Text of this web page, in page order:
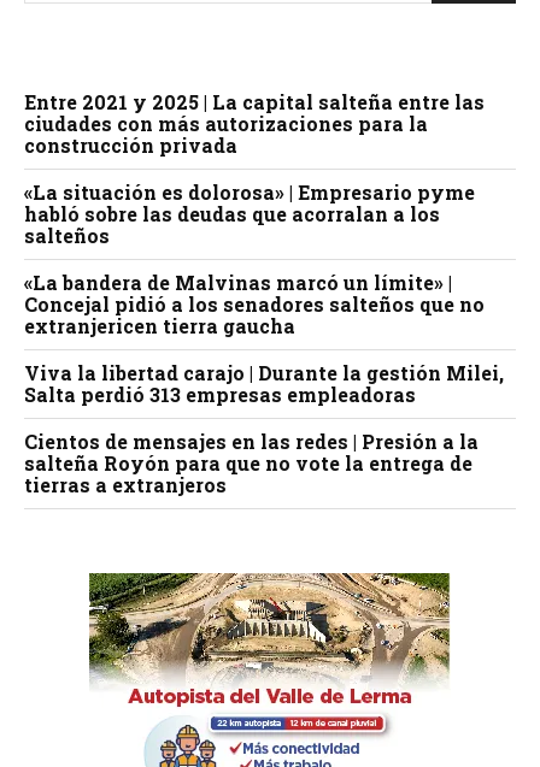
Entre 2021 y 2025 | La capital salteña entre las
ciudades con más autorizaciones para la
construcción privada
«La situación es dolorosa» | Empresario pyme
habló sobre las deudas que acorralan a los
salteños
«La bandera de Malvinas marcó un límite» |
Concejal pidió a los senadores salteños que no
extranjericen tierra gaucha
Viva la libertad carajo | Durante la gestión Milei,
Salta perdió 313 empresas empleadoras
Cientos de mensajes en las redes | Presión a la
salteña Royón para que no vote la entrega de
tierras a extranjeros